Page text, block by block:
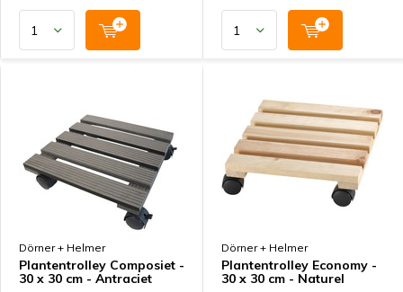
Dörner + Helmer
Plantentrolley Composiet -
30 x 30 cm - Antraciet
Dörner + Helmer
Plantentrolley Economy -
30 x 30 cm - Naturel